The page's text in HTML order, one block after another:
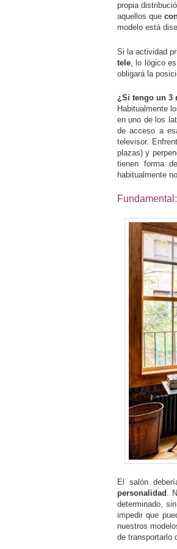
propia
aquellos que
modelo está
Si la actividad
tele , lo lógico
obligará la
¿Si tengo un 3
Habitualmente
en uno de los
de acceso a
televisor.
plazas) y
tienen forma
habitualmente
El salón
personalidad .
determinado,
impedir que
nuestros
de transportarlo